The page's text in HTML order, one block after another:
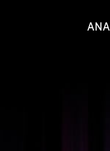
#1 ($json) of